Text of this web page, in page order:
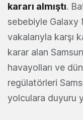
kararı almıştı.
sebebiyle Galaxy
vakalarıyla karşı
karar alan
havayolları ve
regülatörleri
yolculara duyuru